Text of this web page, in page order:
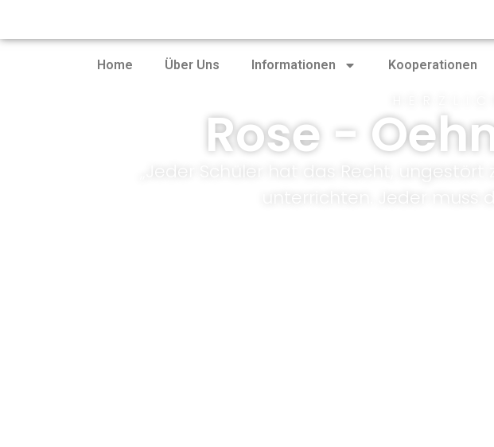
Home Über Uns Informationen Kooperationen
Rose -